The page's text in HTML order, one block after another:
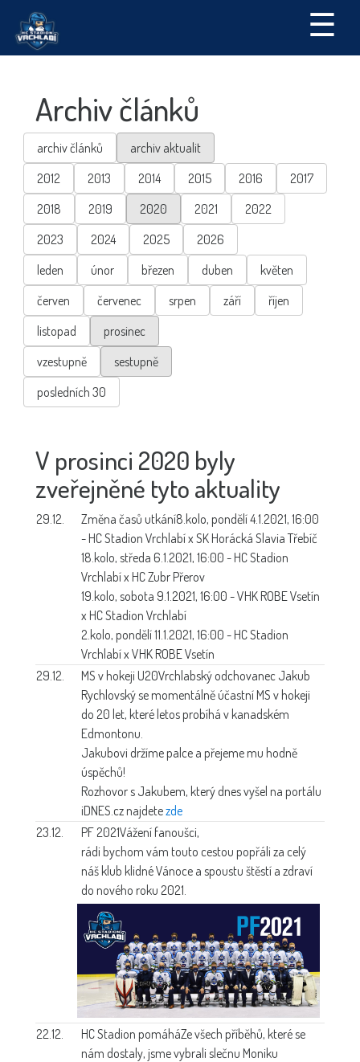
☰
Archiv článků
archiv článků
archiv aktualit
2012
2013 2014 2015 2016
2017
2018
2019 2020 2021
2022
2023
2024 2025
2026
leden
únor březen duben
květen
červen
červenec srpen září
říjen
listopad
prosinec
vzestupně
sestupně
posledních 30
V prosinci 2020 byly
zveřejněné tyto aktuality
29.12. Změna časů utkání8.kolo, pondělí 4.1.2021, 16:00
- HC Stadion Vrchlabí x SK Horácká Slavia Třebíč
18.kolo, středa 6.1.2021, 16:00 - HC Stadion
Vrchlabí x HC Zubr Přerov
19.kolo, sobota 9.1.2021, 16:00 - VHK ROBE Vsetín
x HC Stadion Vrchlabí
2.kolo, pondělí 11.1.2021, 16:00 - HC Stadion
Vrchlabí x VHK ROBE Vsetín
29.12.
MS v hokeji U20Vrchlabský odchovanec Jakub
Rychlovský se momentálně účastní MS v hokeji
do 20 let, které letos probíhá v kanadském
Edmontonu.
Jakubovi držíme palce a přejeme mu hodně
úspěchů!
Rozhovor s Jakubem, který dnes vyšel na portálu
iDNES.cz najdetezde
23.12.
PF 2021Vážení fanoušci,
rádi bychom vám touto cestou popřáli za celý
náš klub klidné Vánoce a spoustu štěstí a zdraví
do nového roku 2021.
22.12. HC Stadion pomáháZe všech příběhů, které se
nám dostaly, jsme vybrali slečnu Moniku